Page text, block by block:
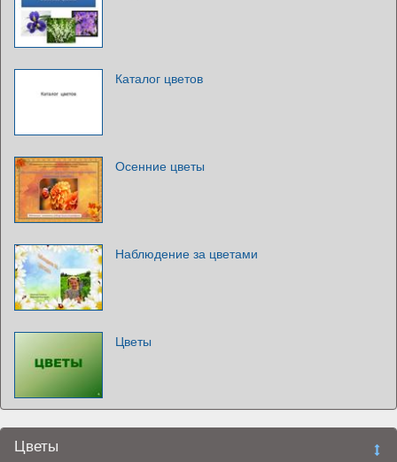
Каталог цветов
Осенние цветы
Наблюдение за цветами
Цветы
Цветы